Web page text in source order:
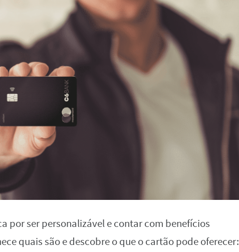
por ser personalizável e contar com benefícios
quais são e descobre o que o cartão pode oferecer: